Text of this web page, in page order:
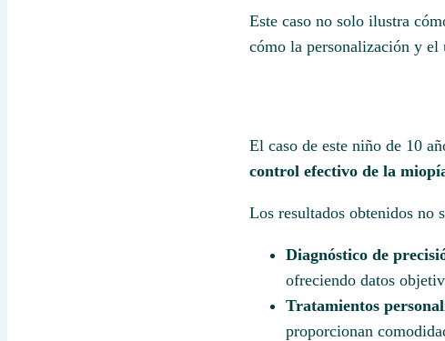
Este caso no solo ilustra
cómo la personalización y el
El caso de este niño de 10
control efectivo de la
Los resultados obtenidos no
Diagnóstico de
ofreciendo datos
Tratamientos
proporcionan